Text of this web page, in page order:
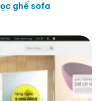
ghế sofa